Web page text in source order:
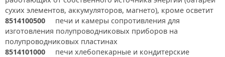
сухих элементов, аккумуляторов, магнето), кроме осветит
8514100500 печи и камеры сопротивления для
изготовления полупроводниковых приборов на
полупроводниковых пластинах
8514101000 печи хлебопекарные и кондитерские